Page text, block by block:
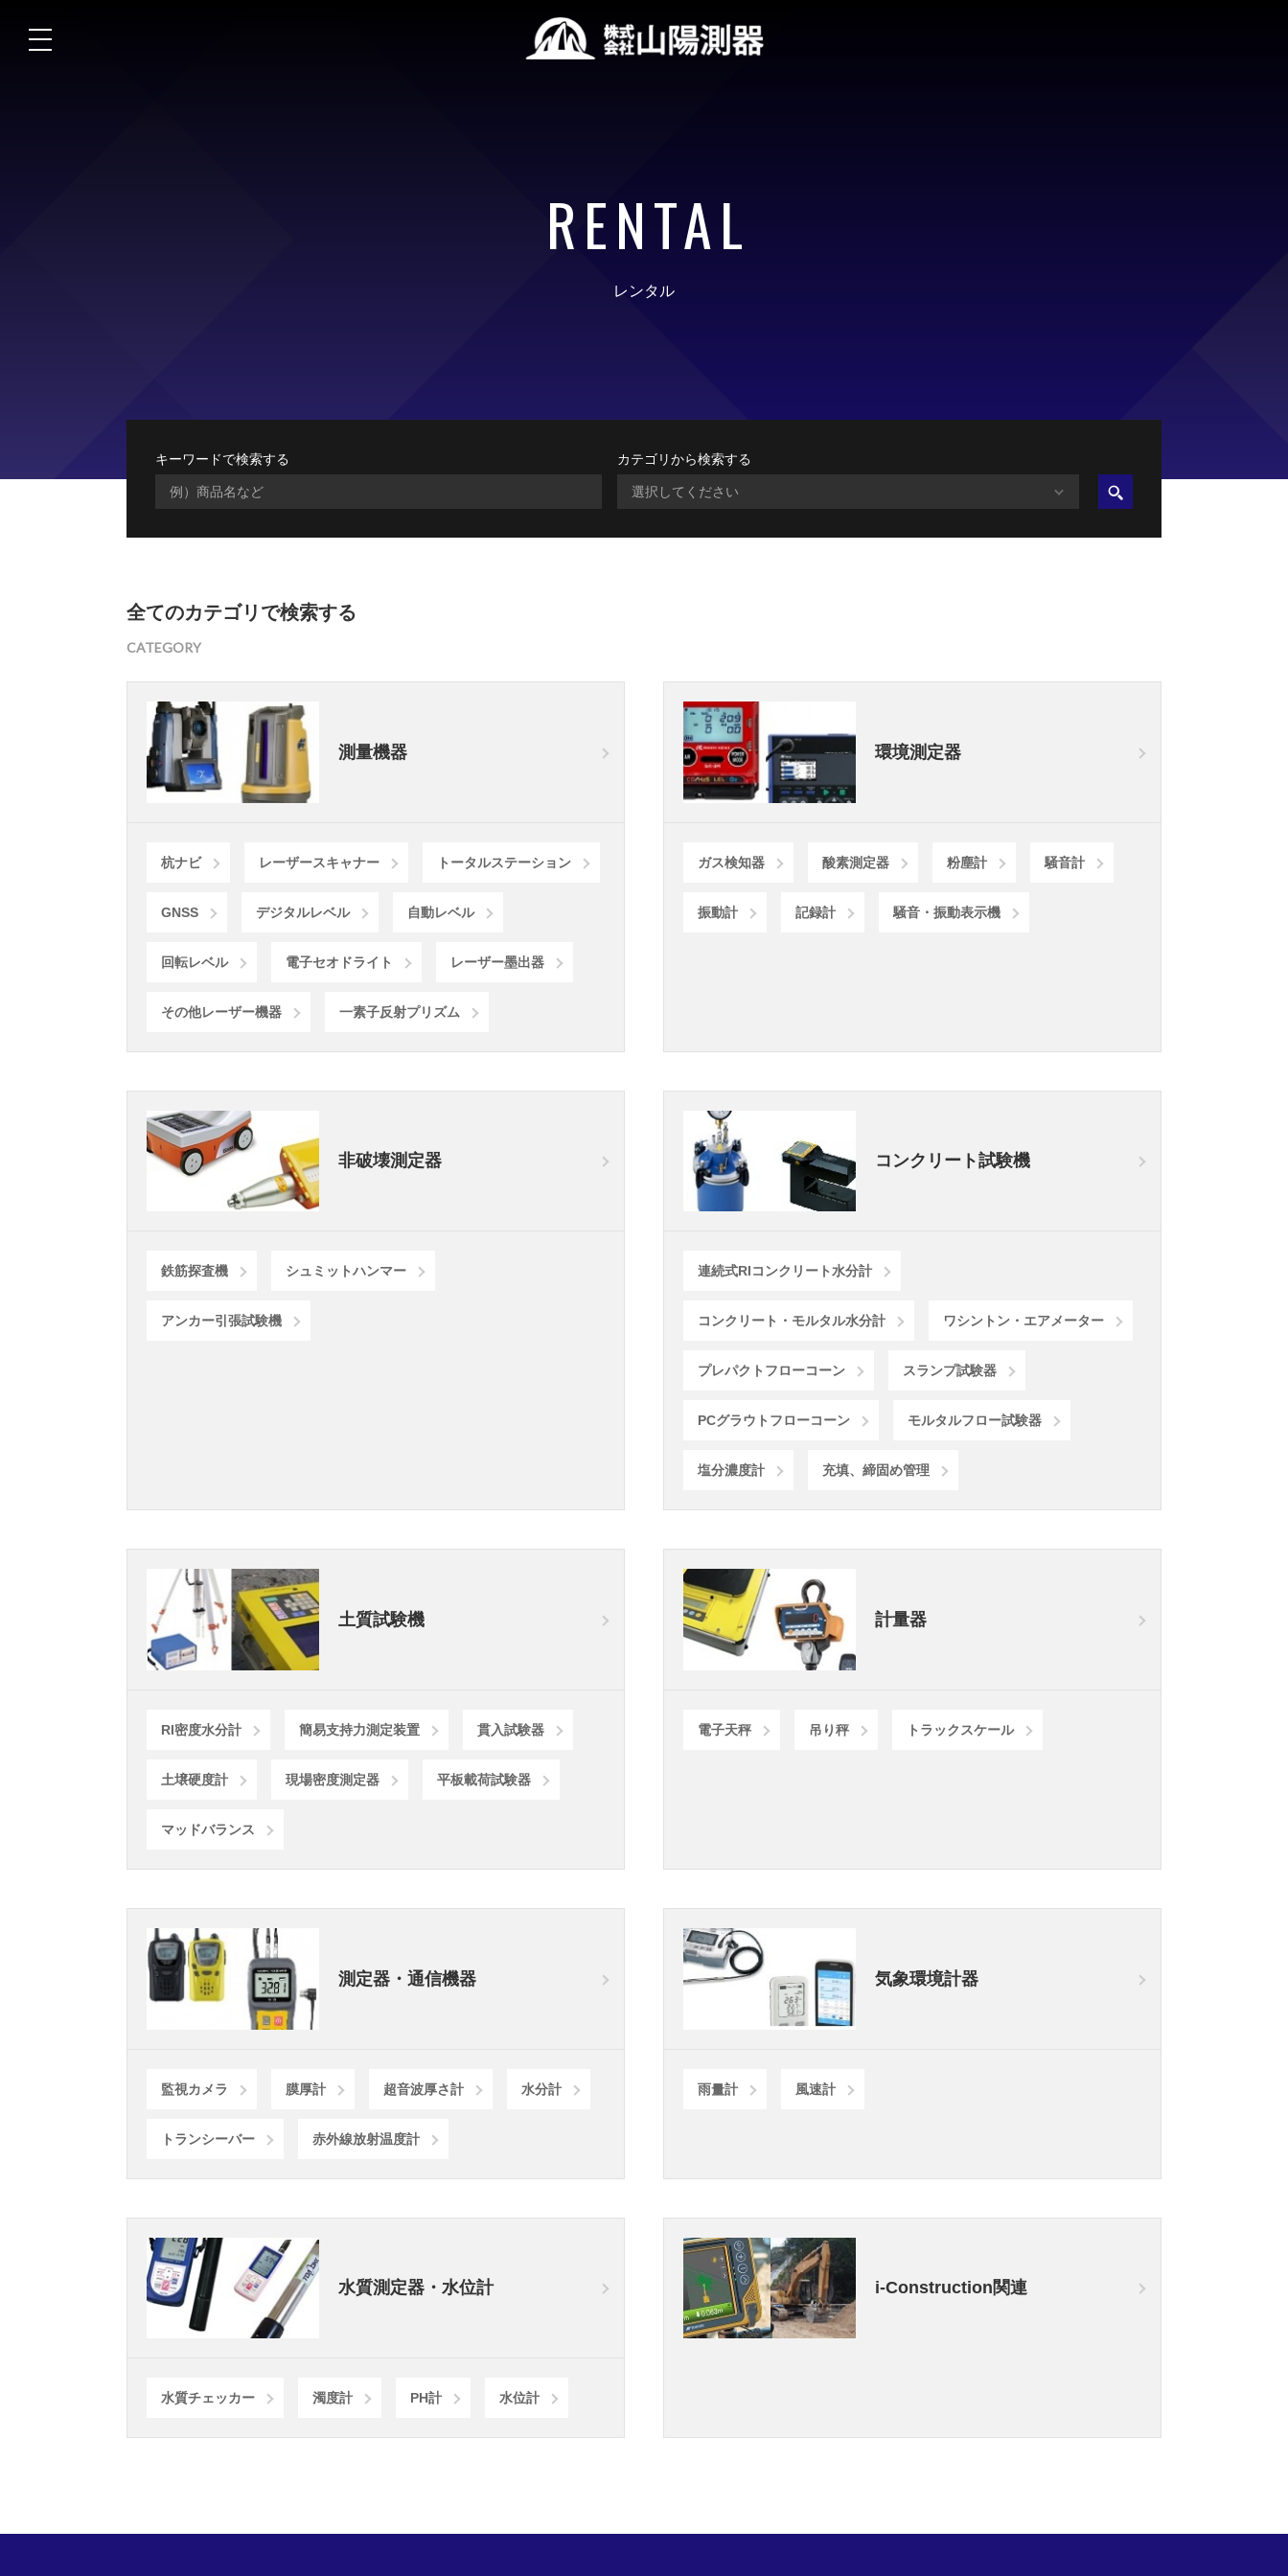
RENTAL
レンタル
キーワードで検索する カテゴリから検索する
全てのカテゴリで検索する
CATEGORY
測量機器
杭ナビ レーザースキャナー トータルステーション
GNSS デジタルレベル 自動レベル
回転レベル 電子セオドライト レーザー墨出器
その他レーザー機器 一素子反射プリズム
環境測定器
ガス検知器 酸素測定器 粉塵計 騒音計
振動計 記録計 騒音・振動表示機
非破壊測定器
鉄筋探査機 シュミットハンマー
アンカー引張試験機
コンクリート試験機
連続式RIコンクリート水分計
コンクリート・モルタル水分計 ワシントン・エアメーター
プレパクトフローコーン スランプ試験器
PCグラウトフローコーン モルタルフロー試験器
塩分濃度計 充填、締固め管理
土質試験機
RI密度水分計 簡易支持力測定装置 貫入試験器
土壌硬度計 現場密度測定器 平板載荷試験器
マッドバランス
計量器
電子天秤 吊り秤 トラックスケール
測定器・通信機器
監視カメラ 膜厚計 超音波厚さ計 水分計
トランシーバー 赤外線放射温度計
気象環境計器
雨量計 風速計
水質測定器・水位計
水質チェッカー 濁度計 PH計 水位計
i-Construction関連